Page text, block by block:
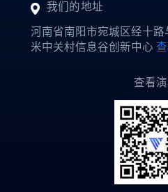
我们的地址
河南省南阳市宛城区经十路
米中关村信息谷创新中心
查看